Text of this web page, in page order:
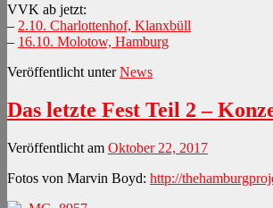
VVK ab jetzt:
– 2.10. Charlottenhof, Klanxbüll
– 16.10. Molotow, Hamburg
Veröffentlicht unter News
Das letzte Fest Teil 2 –
Veröffentlicht am Oktober 22, 2017
Fotos von Marvin Boyd: http://